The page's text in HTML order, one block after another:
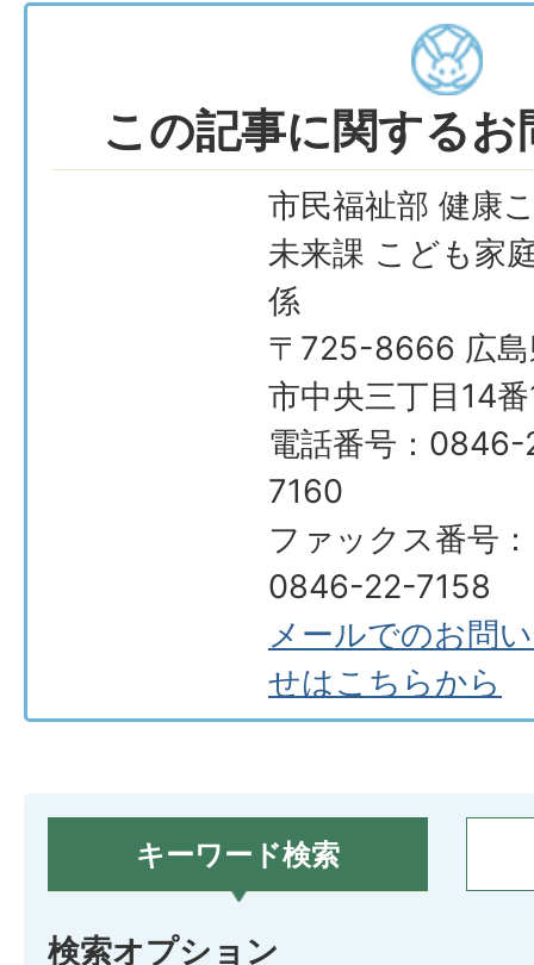
この記事に関する
市民福祉部 健康
未来課 こども家
係
〒725-8666 広島
市中央三丁目14
電話番号：
7160
ファックス番号：
0846-22-7158
メールでのお問
せはこちらから
キーワード検索
検索オプション